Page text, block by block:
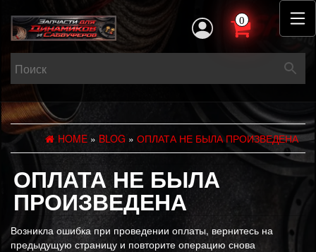
0
HOME » BLOG » ОПЛАТА НЕ БЫЛА ПРОИЗВЕДЕНА
ОПЛАТА НЕ БЫЛА
ПРОИЗВЕДЕНА
Возникла ошибка при проведении оплаты, вернитесь на
предыдущую страницу и повторите операцию снова